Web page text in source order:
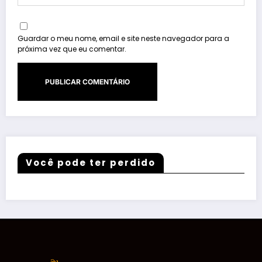
Guardar o meu nome, email e site neste navegador para a
próxima vez que eu comentar.
Você pode ter perdido